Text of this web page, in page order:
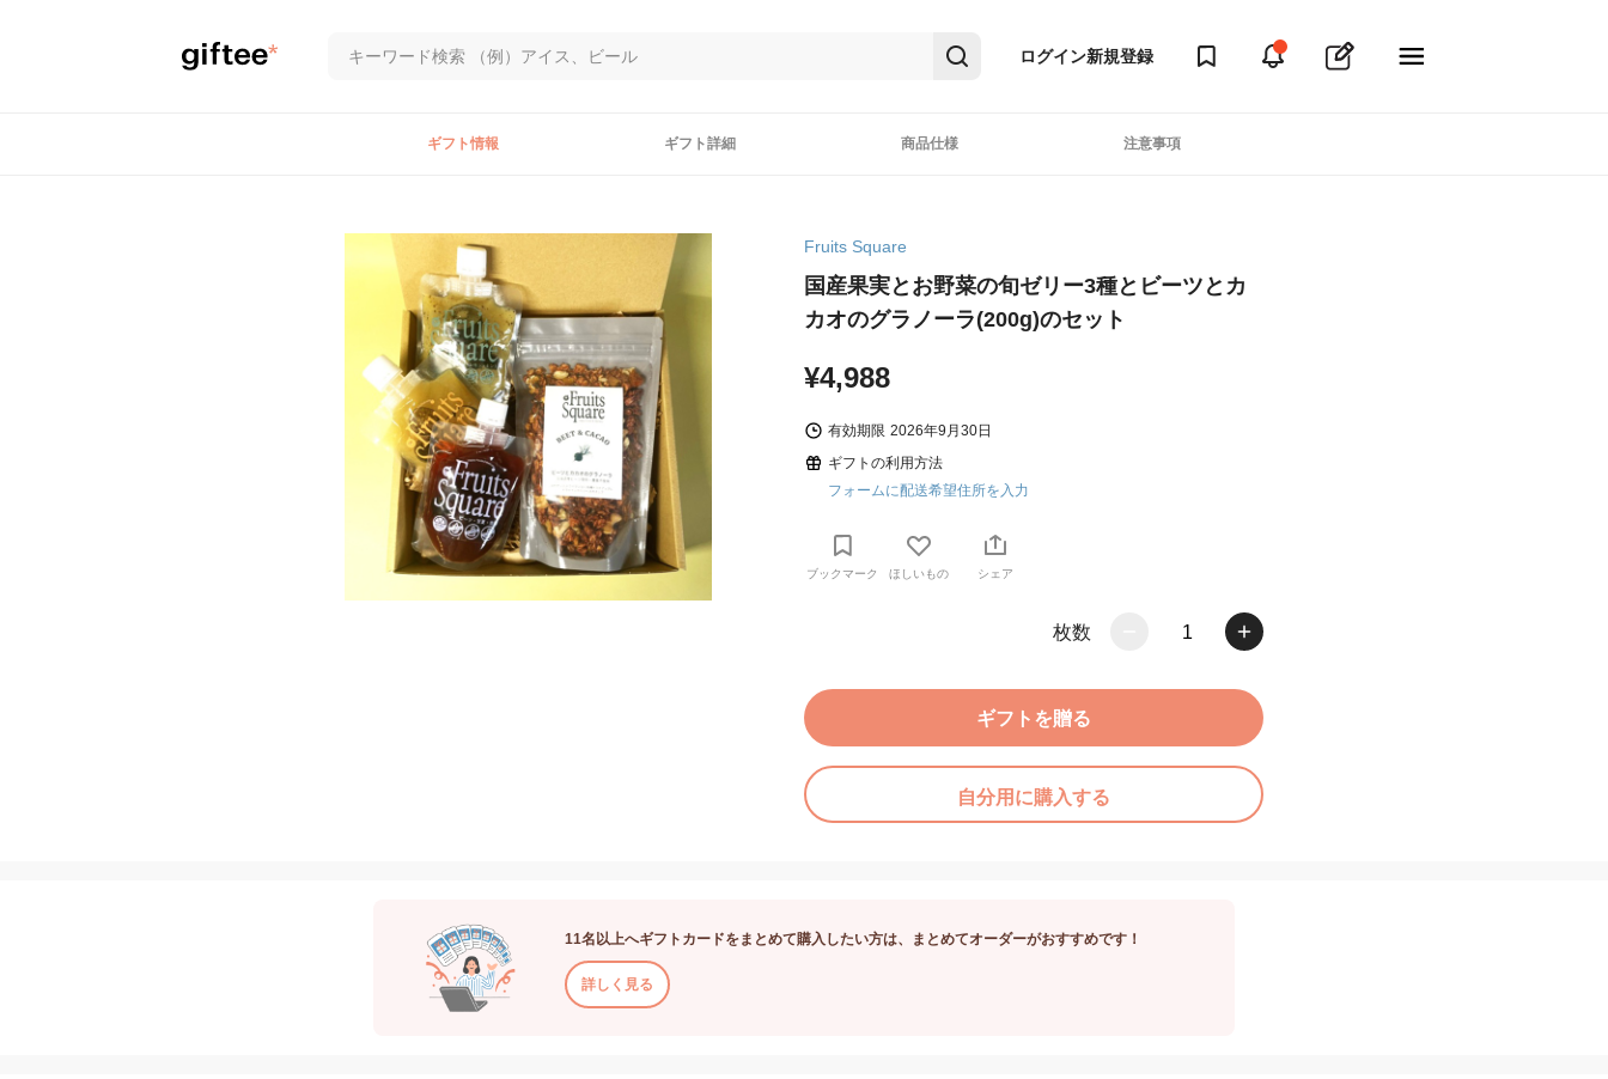
ログイン新規登録
ギフト情報 ギフト詳細 商品仕様 注意事項
Fruits Square
国産果実とお野菜の旬ゼリー3種とビーツとカ
カオのグラノーラ(200g)のセット
¥4,988
有効期限 2026年9月30日
ギフトの利用方法
フォームに配送希望住所を入力
ブックマーク ほしいもの シェア
枚数 1
ギフトを贈る
自分用に購入する
11名以上へギフトカードをまとめて購入したい方は、まとめてオーダーがおすすめです！
詳しく見る